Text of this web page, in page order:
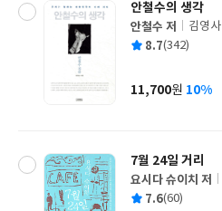
안철수의 생각
글
쓴
안철수 저
출
사
김영사
평 8.7(342)
가
11,700원 10%
7월 24일 거리
글
쓴
요시다 슈이치 저
출
평 7.6(60)